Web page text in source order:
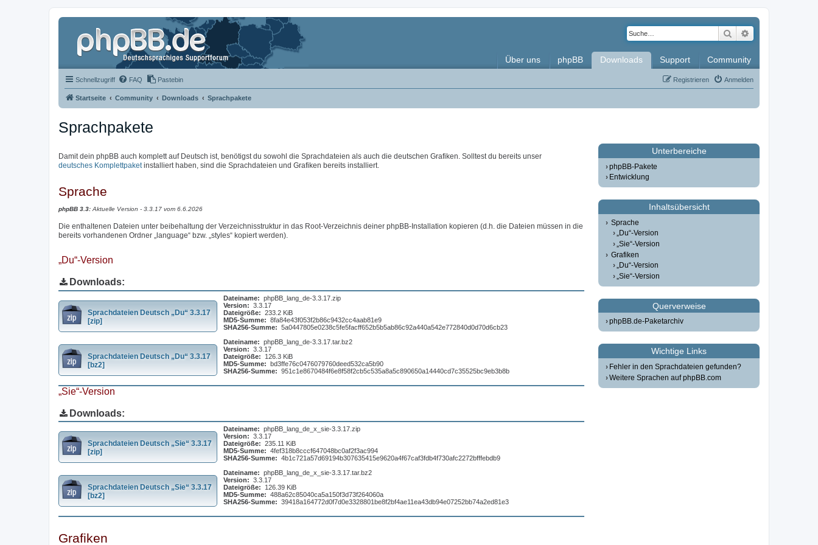
Suche
Über uns phpBB Downloads Support Community
Schnellzugriff FAQ Pastebin Anmelden
Registrieren
Startseite Community Downloads Sprachpakete
Sprachpakete
Damit dein phpBB auch komplett auf Deutsch ist, benötigst du sowohl die Sprachdateien als auch die deutschen Grafiken. Solltest du bereits unser
deutsches Komplettpaketinstalliert haben, sind die Sprachdateien und Grafiken bereits installiert.
Sprache
phpBB 3.3:Aktuelle Version - 3.3.17 vom 6.6.2026
Die enthaltenen Dateien unter beibehaltung der Verzeichnisstruktur in das Root-Verzeichnis deiner phpBB-Installation kopieren (d.h. die Dateien müssen in die
bereits vorhandenen Ordner „language“ bzw. „styles“ kopiert werden).
„Du“-Version
Downloads:
Sprachdateien Deutsch „Du“ 3.3.17
[zip]
Dateiname: phpBB_lang_de-3.3.17.zip
Version: 3.3.17
Dateigröße: 233.2 KiB
MD5-Summe: 8fa84e43f053f2b86c9432cc4aab81e9
SHA256-Summe: 5a0447805e0238c5fe5facff652b5b5ab86c92a440a542e772840d0d70d6cb23
Sprachdateien Deutsch „Du“ 3.3.17
[bz2]
Dateiname: phpBB_lang_de-3.3.17.tar.bz2
Version: 3.3.17
Dateigröße:
126.3 KiB
MD5-Summe: bd3ffe76c0476079760deed532ca5b90
SHA256-Summe: 951c1e8670484f6e8f58f2cb5c535a8a5c890650a14440cd7c35525bc9eb3b8b
„Sie“-Version
Downloads:
Sprachdateien Deutsch „Sie“ 3.3.17
[zip]
Dateiname: phpBB_lang_de_x_sie-3.3.17.zip
Version: 3.3.17
Dateigröße: 235.11 KiB
MD5-Summe: 4fef318b8cccf647048bc0af2f3ac994
SHA256-Summe: 4b1c721a57d69194b307635415e9620a4f67caf3fdb4f730afc2272bfffebdb9
Sprachdateien Deutsch „Sie“ 3.3.17
[bz2]
Dateiname: phpBB_lang_de_x_sie-3.3.17.tar.bz2
Version: 3.3.17
Dateigröße:
126.39 KiB
MD5-Summe: 488a62c85040ca5a150f3d73f264060a
SHA256-Summe: 39418a164772d0f7d0e3328801be8f2bf4ae11ea43db94e07252bb74a2ed81e3
Grafiken
Unterbereiche
phpBB-Pakete
Entwicklung
Inhaltsübersicht
Sprache
„Du“-Version
„Sie“-Version
Grafiken
„Du“-Version
„Sie“-Version
Querverweise
phpBB.de-Paketarchiv
Wichtige Links
Fehler in den Sprachdateien gefunden?
Weitere Sprachen auf phpBB.com